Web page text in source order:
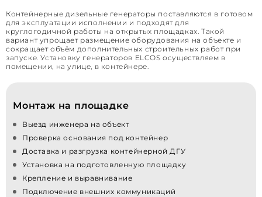
Контейнерные дизельные генераторы поставляются в готовом
для эксплуатации исполнении и подходят для
круглогодичной работы на открытых площадках. Такой
вариант упрощает размещение оборудования на объекте и
сокращает объём дополнительных строительных работ при
запуске. Установку генераторов ELCOS осуществляем в
помещении, на улице, в контейнере.
Монтаж на площадке
Выезд инженера на объект
Проверка основания под контейнер
Доставка и разгрузка контейнерной ДГУ
Установка на подготовленную площадку
Крепление и выравнивание
Подключение внешних коммуникаций